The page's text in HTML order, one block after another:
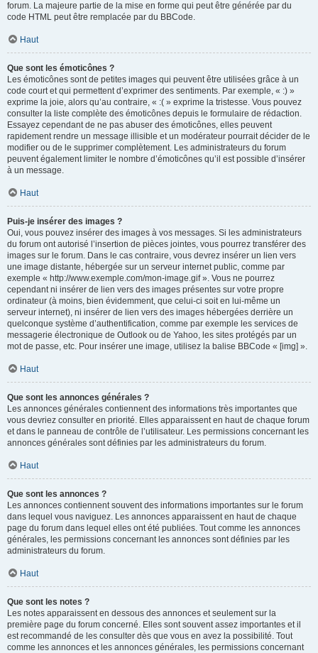
forum. La majeure partie de la mise en forme qui peut être générée par du
code HTML peut être remplacée par du BBCode.
Haut
Que sont les émoticônes ?
Les émoticônes sont de petites images qui peuvent être utilisées grâce à un
code court et qui permettent d’exprimer des sentiments. Par exemple, « :) »
exprime la joie, alors qu’au contraire, « :( » exprime la tristesse. Vous pouvez
consulter la liste complète des émoticônes depuis le formulaire de rédaction.
Essayez cependant de ne pas abuser des émoticônes, elles peuvent
rapidement rendre un message illisible et un modérateur pourrait décider de le
modifier ou de le supprimer complètement. Les administrateurs du forum
peuvent également limiter le nombre d’émoticônes qu’il est possible d’insérer
à un message.
Haut
Puis-je insérer des images ?
Oui, vous pouvez insérer des images à vos messages. Si les administrateurs
du forum ont autorisé l’insertion de pièces jointes, vous pourrez transférer des
images sur le forum. Dans le cas contraire, vous devrez insérer un lien vers
une image distante, hébergée sur un serveur internet public, comme par
exemple « http://www.exemple.com/mon-image.gif ». Vous ne pourrez
cependant ni insérer de lien vers des images présentes sur votre propre
ordinateur (à moins, bien évidemment, que celui-ci soit en lui-même un
serveur internet), ni insérer de lien vers des images hébergées derrière un
quelconque système d’authentification, comme par exemple les services de
messagerie électronique de Outlook ou de Yahoo, les sites protégés par un
mot de passe, etc. Pour insérer une image, utilisez la balise BBCode « [img] ».
Haut
Que sont les annonces générales ?
Les annonces générales contiennent des informations très importantes que
vous devriez consulter en priorité. Elles apparaissent en haut de chaque forum
et dans le panneau de contrôle de l’utilisateur. Les permissions concernant les
annonces générales sont définies par les administrateurs du forum.
Haut
Que sont les annonces ?
Les annonces contiennent souvent des informations importantes sur le forum
dans lequel vous naviguez. Les annonces apparaissent en haut de chaque
page du forum dans lequel elles ont été publiées. Tout comme les annonces
générales, les permissions concernant les annonces sont définies par les
administrateurs du forum.
Haut
Que sont les notes ?
Les notes apparaissent en dessous des annonces et seulement sur la
première page du forum concerné. Elles sont souvent assez importantes et il
est recommandé de les consulter dès que vous en avez la possibilité. Tout
comme les annonces et les annonces générales, les permissions concernant